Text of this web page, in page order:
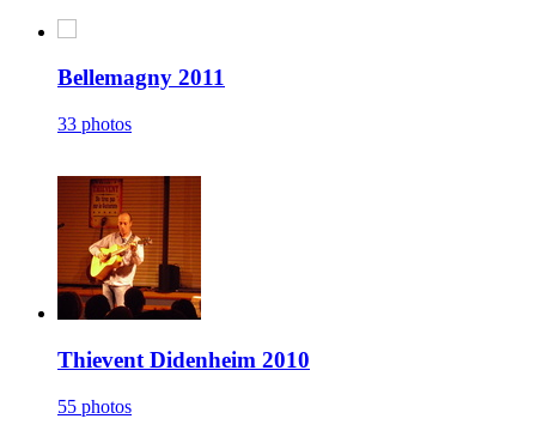
Bellemagny 2011
33 photos
Thievent Didenheim 2010
55 photos